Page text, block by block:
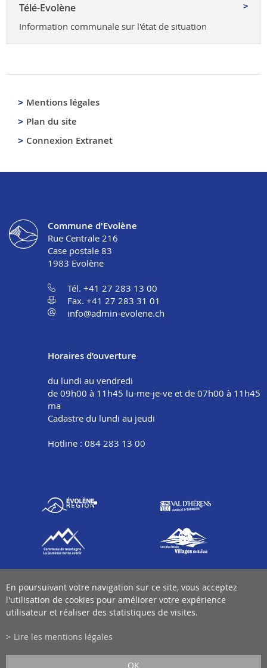
Télé-Evolène
Information communale sur l'état de situation
Mentions légales
Plan du site
Connexion Extranet
Commune d'Evolène
Rue Centrale 216
Case postale 83
1983 Evolène
Tél. +41 27 283 13 00
Fax. +41 27 283 31 01
info@admin-evolene.ch
Horaires d’ouverture
du lundi au vendredi
de 09h00 à 11h45 lu-me-je-ve et de 07h00 à 11h45
ma
Cadastre du lundi au jeudi
Hotline : 084 283 13 00
En poursuivant votre navigation sur ce site, vous acceptez
l'utilisation de cookies pour améliorer votre expérience
utilisateur et réaliser des statistiques de visites.
Lire les mentions légales
OK